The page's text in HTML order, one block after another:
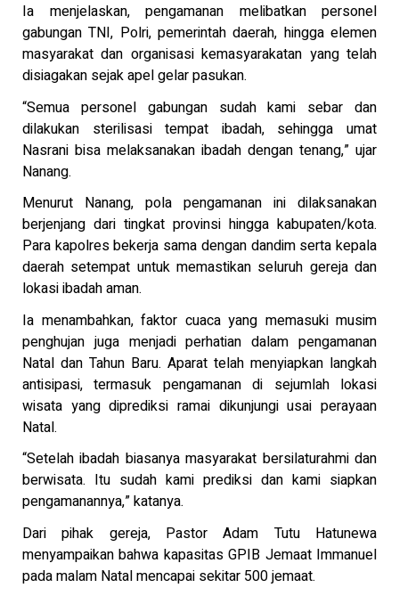
Ia menjelaskan, pengamanan melibatkan personel
gabungan TNI, Polri, pemerintah daerah, hingga elemen
masyarakat dan organisasi kemasyarakatan yang telah
disiagakan sejak apel gelar pasukan.
“Semua personel gabungan sudah kami sebar dan
dilakukan sterilisasi tempat ibadah, sehingga umat
Nasrani bisa melaksanakan ibadah dengan tenang,” ujar
Nanang.
Menurut Nanang, pola pengamanan ini dilaksanakan
berjenjang dari tingkat provinsi hingga kabupaten/kota.
Para kapolres bekerja sama dengan dandim serta kepala
daerah setempat untuk memastikan seluruh gereja dan
lokasi ibadah aman.
Ia menambahkan, faktor cuaca yang memasuki musim
penghujan juga menjadi perhatian dalam pengamanan
Natal dan Tahun Baru. Aparat telah menyiapkan langkah
antisipasi, termasuk pengamanan di sejumlah lokasi
wisata yang diprediksi ramai dikunjungi usai perayaan
Natal.
“Setelah ibadah biasanya masyarakat bersilaturahmi dan
berwisata. Itu sudah kami prediksi dan kami siapkan
pengamanannya,” katanya.
Dari pihak gereja, Pastor Adam Tutu Hatunewa
menyampaikan bahwa kapasitas GPIB Jemaat Immanuel
pada malam Natal mencapai sekitar 500 jemaat.